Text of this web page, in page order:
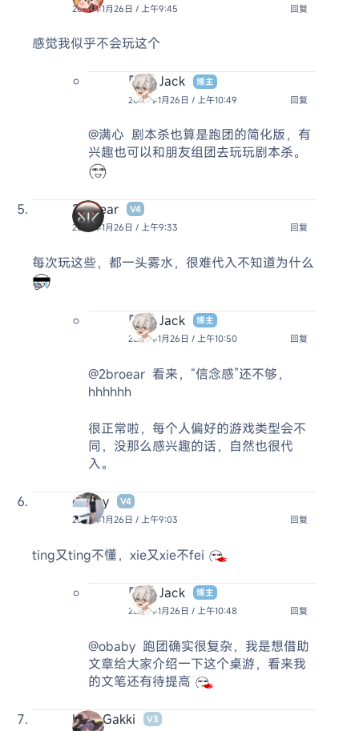
2026年1月26日 / 上午9:45
回复
感觉我似乎不会玩这个
阿杰 Jack
博主
2026年1月26日 / 上午10:49
回复
@满心 剧本杀也算是跑团的简化版，有
兴趣也可以和朋友组团去玩玩剧本杀。
2broear
V4
2026年1月26日 / 上午9:33
回复
每次玩这些，都一头雾水，很难代入不知道为什么
阿杰 Jack
博主
2026年1月26日 / 上午10:50
回复
@2broear 看来，“信念感”还不够，
hhhhhh
很正常啦，每个人偏好的游戏类型会不
同，没那么感兴趣的话，自然也很代
入。
obaby
V4
2026年1月26日 / 上午9:03
回复
ting又ting不懂，xie又xie不fei
阿杰 Jack
博主
2026年1月26日 / 上午10:48
回复
@obaby 跑团确实很复杂，我是想借助
文章给大家介绍一下这个桌游，看来我
的文笔还有待提高
HelloGakki
V3